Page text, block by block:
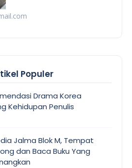
Populer
Drama Korea
Kehidupan Penulis
Jalma Blok M, Tempat
dan Baca Buku Yang